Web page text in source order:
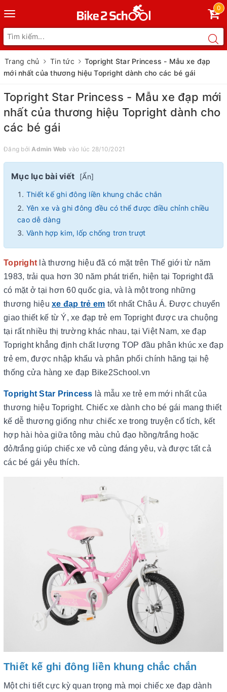
Toggle
navigation
0
Trang chủ Tin tức
Topright Star Princess - Mẫu xe đạp
mới nhất của thương hiệu Topright dành cho các bé gái
Topright Star Princess - Mẫu xe đạp mới
nhất của thương hiệu Topright dành cho
các bé gái
Đăng bởiAdmin Web vào lúc 28/10/2021
Mục lục bài viết [Ẩn]
Thiết kế ghi đông liền khung chắc chắn
Yên xe và ghi đông đều có thể được điều chỉnh chiều
cao dễ dàng
Vành hợp kim, lốp chống trơn trượt
Topright là thương hiệu đã có mặt trên Thế giới từ năm
1983, trải qua hơn 30 năm phát triển, hiện tại Topright đã
có mặt ở tại hơn 60 quốc gia, và là một trong những
thương hiệu xe đạp trẻ em tốt nhất Châu Á. Được chuyển
giao thiết kế từ Ý, xe đạp trẻ em Topright được ưa chuộng
tại rất nhiều thị trường khác nhau, tại Việt Nam, xe đạp
Topright khẳng định chất lượng TOP đầu phân khúc xe đạp
trẻ em, được nhập khẩu và phân phối chính hãng tại hệ
thống cửa hàng xe đạp Bike2School.vn
Topright Star Princess là mẫu xe trẻ em mới nhất của
thương hiệu Topright. Chiếc xe dành cho bé gái mang thiết
kế dễ thương giống như chiếc xe trong truyện cổ tích, kết
hợp hài hòa giữa tông màu chủ đạo hồng/trắng hoặc
đỏ/trắng giúp chiếc xe vô cùng đáng yêu, và được tất cả
các bé gái yêu thích.
Thiết kế ghi đông liền khung chắc chắn
Một chi tiết cực kỳ quan trọng mà mọi chiếc xe đạp dành